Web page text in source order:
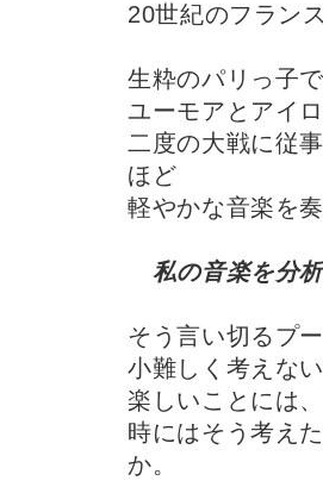
20世紀のフラン
生粋のパリっ子
ユーモアとアイ
二度の大戦に従
ほど
軽やかな音楽を
私の音楽を分
そう言い切るプ
小難しく考えな
楽しいことには
時にはそう考え
か。